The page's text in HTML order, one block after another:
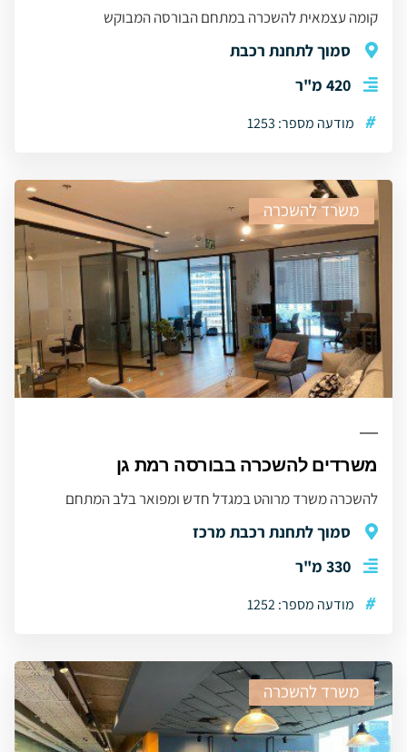
קומה עצמאית להשכרה במתחם הבורסה המבוקש
סמוך לתחנת רכבת
420 מ"ר
# מודעה מספר: 1253
משרד להשכרה
משרדים להשכרה בבורסה רמת גן
להשכרה משרד מרוהט במגדל חדש ומפואר בלב המתחם
סמוך לתחנת רכבת מרכז
330 מ"ר
# מודעה מספר: 1252
משרד להשכרה